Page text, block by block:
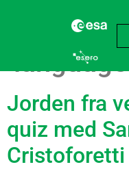
Jorden fra
quiz med
Cristoforetti